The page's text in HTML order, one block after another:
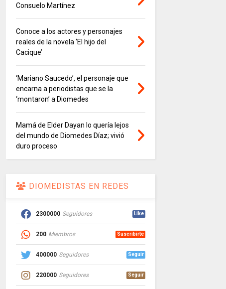
Consuelo Martínez
Conoce a los actores y personajes
reales de la novela ‘El hijo del
Cacique’
‘Mariano Saucedo’, el personaje que
encarna a periodistas que se la
‘montaron’ a Diomedes
Mamá de Elder Dayan lo quería lejos
del mundo de Diomedes Díaz; vivió
duro proceso
DIOMEDISTAS EN REDES
2300000 Seguidores Like
200 Miembros Suscribirte
400000 Seguidores Seguir
220000 Seguidores Seguir